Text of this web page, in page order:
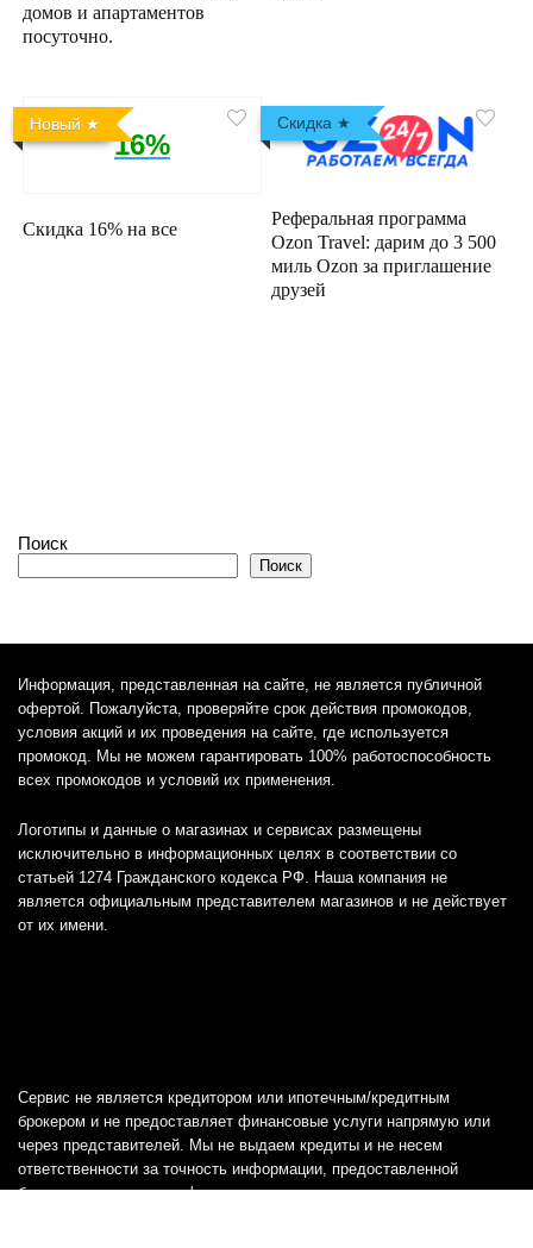
домов и апартаментов
посуточно.
Новый
16%
Скидка 16% на все
Скидка
Реферальная программа
Ozon Travel: дарим до 3 500
миль Ozon за приглашение
друзей
Поиск
Поиск
Информация, представленная на сайте, не является публичной
офертой. Пожалуйста, проверяйте срок действия промокодов,
условия акций и их проведения на сайте, где используется
промокод. Мы не можем гарантировать 100% работоспособность
всех промокодов и условий их применения.
Логотипы и данные о магазинах и сервисах размещены
исключительно в информационных целях в соответствии со
статьей 1274 Гражданского кодекса РФ. Наша компания не
является официальным представителем магазинов и не действует
от их имени.
Сервис не является кредитором или ипотечным/кредитным
брокером и не предоставляет финансовые услуги напрямую или
через представителей. Мы не выдаем кредиты и не несем
ответственности за точность информации, предоставленной
банками, включая тарифы, кредитные ставки и переплаты, а также